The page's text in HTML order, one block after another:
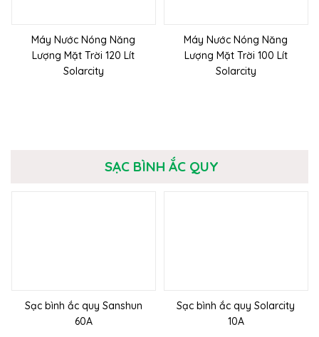
Máy Nước Nóng Năng
Lượng Mặt Trời 120 Lít
Solarcity
Máy Nước Nóng Năng
Lượng Mặt Trời 100 Lít
Solarcity
SẠC BÌNH ẮC QUY
Sạc bình ắc quy Sanshun
60A
Sạc bình ắc quy Solarcity
10A